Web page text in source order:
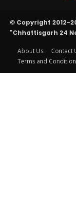
© Copyright 2012-
"Chhattisgarh 24
About Us Contact
Terms and